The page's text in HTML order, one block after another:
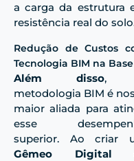
a carga da estrutura
resistência real do
Redução de Custos
Tecnologia BIM na Base
Além disso,
metodologia BIM é
maior aliada para
esse
superior. Ao criar
Gêmeo Digital